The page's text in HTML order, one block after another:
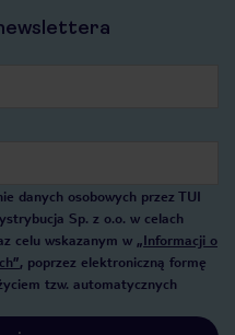
danych osobowych przez TUI
Sp. z o.o. w celach
celu wskazanym w „Informacji o
, poprzez elektroniczną formę
tzw. automatycznych